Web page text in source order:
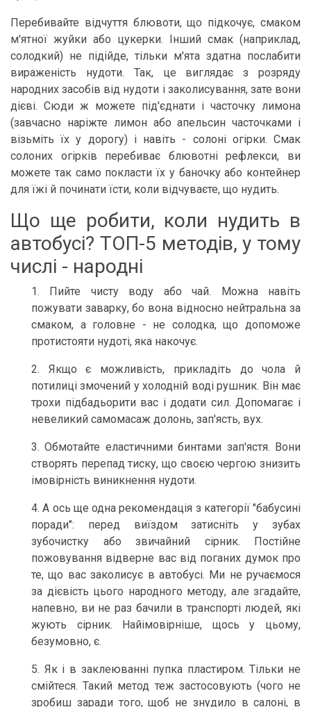
Перебивайте відчуття блювоти, що підкочує, смаком
м'ятної жуйки або цукерки. Інший смак (наприклад,
солодкий) не підійде, тільки м'ята здатна послабити
вираженість нудоти. Так, це виглядає з розряду
народних засобів від нудоти і заколисування, зате вони
дієві. Сюди ж можете під'єднати і часточку лимона
(завчасно наріжте лимон або апельсин часточками і
візьміть їх у дорогу) і навіть - солоні огірки. Смак
солоних огірків перебиває блювотні рефлекси, ви
можете так само покласти їх у баночку або контейнер
для їжі й починати їсти, коли відчуваєте, що нудить.
Що ще робити, коли нудить в
автобусі? ТОП-5 методів, у тому
числі - народні
1. Пийте чисту воду або чай. Можна навіть
пожувати заварку, бо вона відносно нейтральна за
смаком, а головне - не солодка, що допоможе
протистояти нудоті, яка накочує.
2. Якщо є можливість, прикладіть до чола й
потилиці змочений у холодній воді рушник. Він має
трохи підбадьорити вас і додати сил. Допомагає і
невеликий самомасаж долонь, зап'ясть, вух.
3. Обмотайте еластичними бинтами зап'ястя. Вони
створять перепад тиску, що своєю чергою знизить
імовірність виникнення нудоти.
4. А ось ще одна рекомендація з категорії "бабусині
поради": перед виїздом затисніть у зубах
зубочистку або звичайний сірник. Постійне
пожовування відверне вас від поганих думок про
те, що вас заколисує в автобусі. Ми не ручаємося
за дієвість цього народного методу, але згадайте,
напевно, ви не раз бачили в транспорті людей, які
жують сірник. Найімовірніше, щось у цьому,
безумовно, є.
5. Як і в заклеюванні пупка пластиром. Тільки не
смійтеся. Такий метод теж застосовують (чого не
зробиш заради того, щоб не знудило в салоні, в